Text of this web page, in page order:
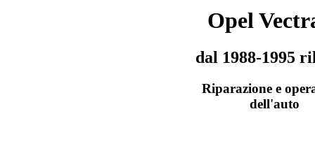
Opel
dal 1988-1995
Riparazione e
dell'auto